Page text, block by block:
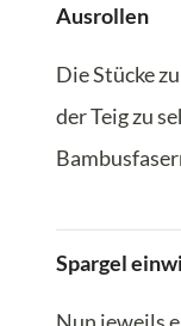
Ausrollen
Die Stücke
der Teig zu
Spargel